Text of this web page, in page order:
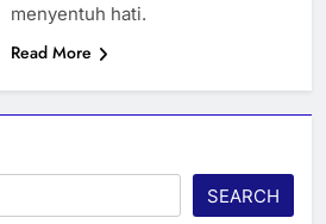
menyentuh hati.
Read More
SEARCH